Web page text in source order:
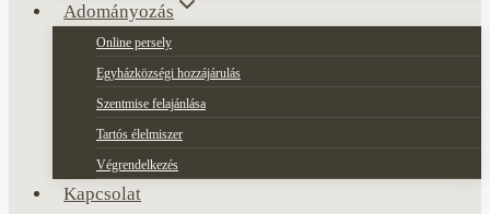
Adományozás
Online persely
Egyházközségi hozzájárulás
Szentmise felajánlása
Tartós élelmiszer
Végrendelkezés
Kapcsolat